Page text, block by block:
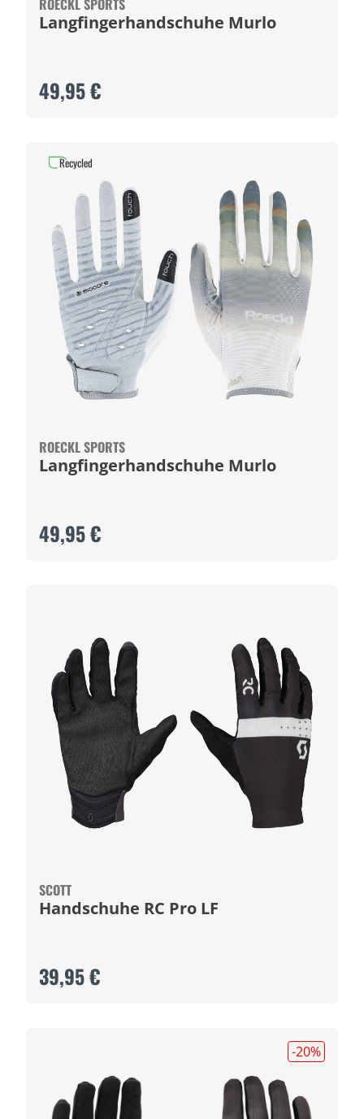
ROECKL SPORTS
Langfingerhandschuhe Murlo
49,95 €
ROECKL SPORTS
Langfingerhandschuhe Murlo
49,95 €
Recycled
SCOTT
Handschuhe RC Pro LF
39,95 €
-20%